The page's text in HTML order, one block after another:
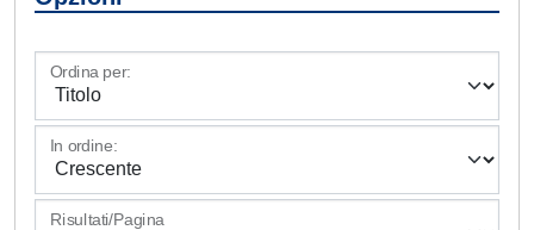
Ordina per:
In ordine:
Risultati/Pagina